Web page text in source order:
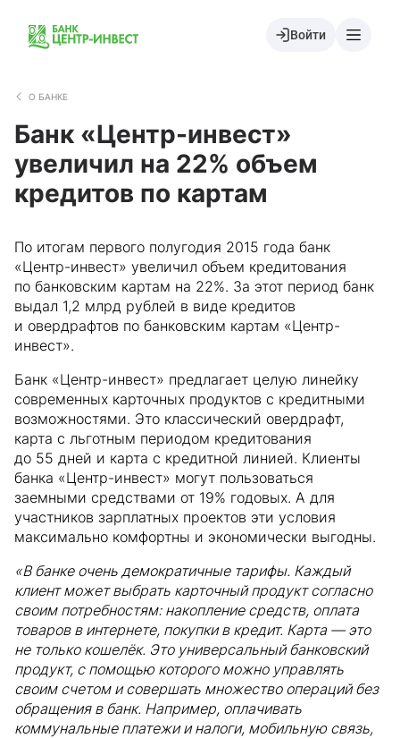
Войти
О БАНКЕ
Банк «Центр-инвест»
увеличил на 22% объем
кредитов по картам
По итогам первого полугодия 2015 года банк
«Центр-инвест» увеличил объем кредитования
по банковским картам на 22%. За этот период банк
выдал 1,2 млрд рублей в виде кредитов
и овердрафтов по банковским картам «Центр-
инвест».
Банк «Центр-инвест» предлагает целую линейку
современных карточных продуктов с кредитными
возможностями. Это классический овердрафт,
карта с льготным периодом кредитования
до 55 дней и карта с кредитной линией. Клиенты
банка «Центр-инвест» могут пользоваться
заемными средствами от 19% годовых. А для
участников зарплатных проектов эти условия
максимально комфортны и экономически выгодны.
«В банке очень демократичные тарифы. Каждый
клиент может выбрать карточный продукт согласно
своим потребностям: накопление средств, оплата
товаров в интернете, покупки в кредит. Карта — это
не только кошелёк. Это универсальный банковский
продукт, с помощью которого можно управлять
своим счетом и совершать множество операций без
обращения в банк. Например, оплачивать
коммунальные платежи и налоги, мобильную связь,